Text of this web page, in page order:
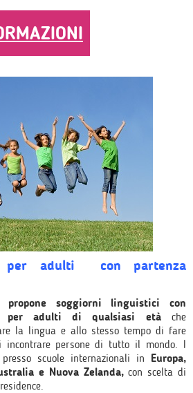
per adulti con partenza
propone soggiorni linguistici con
per adulti di qualsiasi età che
la lingua e allo stesso tempo di fare
incontrare persone di tutto il mondo. I
scuole internazionali in Europa,
e Nuova Zelanda,con scelta di